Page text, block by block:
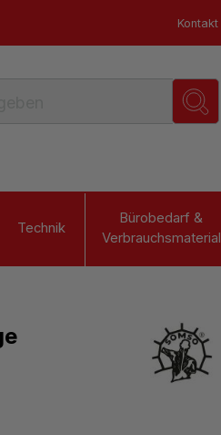
Kontakt
Technik
Bürobedarf &
Verbrauchsmaterial